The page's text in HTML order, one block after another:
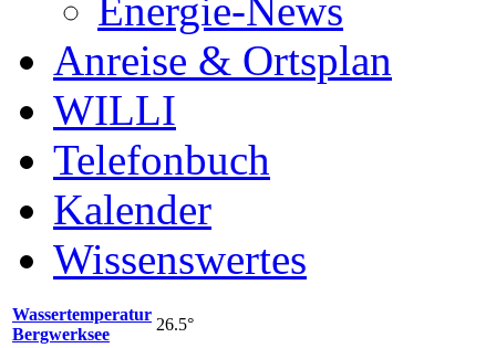
Energie-News
Anreise & Ortsplan
WILLI
Telefonbuch
Kalender
Wissenswertes
Wassertemperatur
Bergwerksee
26.5°